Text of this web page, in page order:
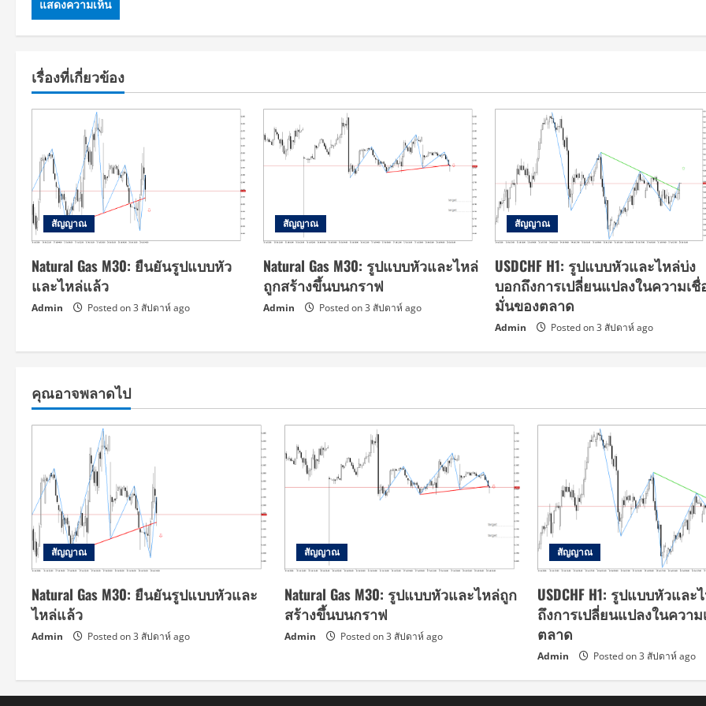
เรื่องที่เกี่ยวข้อง
สัญญาณ
Natural Gas M30: ยืนยันรูปแบบหัว
และไหล่แล้ว
Admin Posted on 3 สัปดาห์ ago
สัญญาณ
Natural Gas M30: รูปแบบหัวและไหล่
ถูกสร้างขึ้นบนกราฟ
Admin Posted on 3 สัปดาห์ ago
สัญญาณ
USDCHF H1: รูปแบบหัวและไหล่บ่ง
บอกถึงการเปลี่ยนแปลงในความเชื่
มั่นของตลาด
Admin Posted on 3 สัปดาห์ ago
คุณอาจพลาดไป
สัญญาณ
Natural Gas M30: ยืนยันรูปแบบหัวและ
ไหล่แล้ว
Admin Posted on 3 สัปดาห์ ago
สัญญาณ
Natural Gas M30: รูปแบบหัวและไหล่ถูก
สร้างขึ้นบนกราฟ
Admin Posted on 3 สัปดาห์ ago
สัญญาณ
USDCHF H1: รูปแบบหัวแล
ถึงการเปลี่ยนแปลงในควา
ตลาด
Admin Posted on 3 สัปดาห์ ago